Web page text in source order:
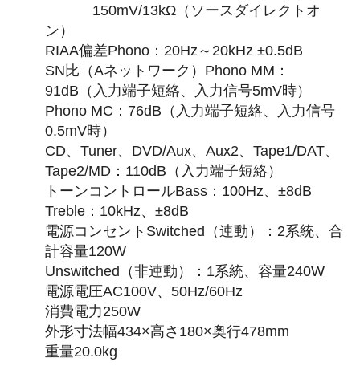
150mV/13kΩ（ソースダイレクトオ
ン）
RIAA偏差Phono：20Hz～20kHz ±0.5dB
SN比（Aネットワーク）Phono MM：
91dB（入力端子短絡、入力信号5mV時）
Phono MC：76dB（入力端子短絡、入力信号
0.5mV時）
CD、Tuner、DVD/Aux、Aux2、Tape1/DAT、
Tape2/MD：110dB（入力端子短絡）
トーンコントロールBass：100Hz、±8dB
Treble：10kHz、±8dB
電源コンセントSwitched（連動）：2系統、合
計容量120W
Unswitched（非連動）：1系統、容量240W
電源電圧AC100V、50Hz/60Hz
消費電力250W
外形寸法幅434×高さ180×奥行478mm
重量20.0kg